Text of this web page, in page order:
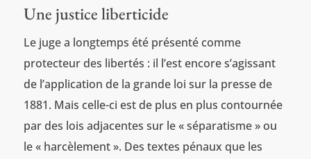
Une justice liberticide
Le juge a longtemps été présenté comme
protecteur des libertés : il l’est encore s’agissant
de l’application de la grande loi sur la presse de
1881. Mais celle-ci est de plus en plus contournée
par des lois adjacentes sur le « séparatisme » ou
le « harcèlement ». Des textes pénaux que les